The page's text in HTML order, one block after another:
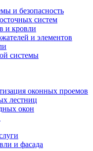
и безопасность
систем
и кровли
и элементов
системы
оконных проемов
лестниц
окон
и фасада